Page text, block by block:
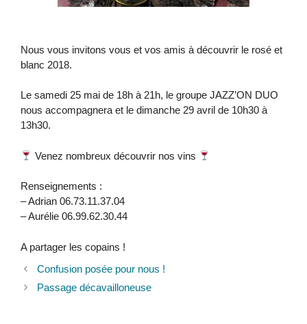
Nous vous invitons vous et vos amis à découvrir le rosé et
blanc 2018.
Le samedi 25 mai de 18h à 21h, le groupe JAZZ’ON DUO
nous accompagnera et le dimanche 29 avril de 10h30 à
13h30.
Venez nombreux découvrir nos vins
Renseignements :
– Adrian 06.73.11.37.04
– Aurélie 06.99.62.30.44
A partager les copains !
Confusion posée pour nous !
Passage décavailloneuse